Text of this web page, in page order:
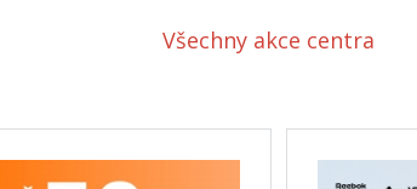
Všechny akce centra